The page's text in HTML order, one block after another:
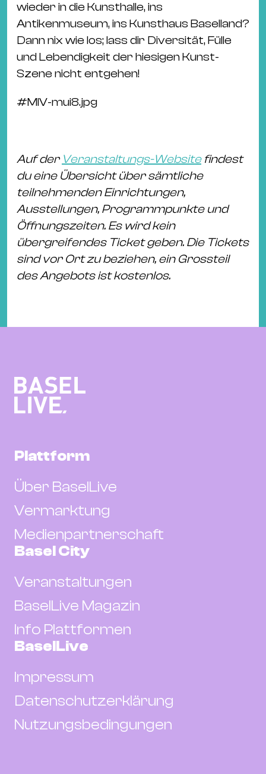
wieder in die Kunsthalle, ins
Antikenmuseum, ins Kunsthaus Baselland?
Dann nix wie los; lass dir Diversität, Fülle
und Lebendigkeit der hiesigen Kunst-
Szene nicht entgehen!
#MIV-mui8.jpg
Auf der Veranstaltungs-Websitefindest
du eine Übersicht über sämtliche
teilnehmenden Einrichtungen,
Ausstellungen, Programmpunkte und
Öffnungszeiten. Es wird kein
übergreifendes Ticket geben. Die Tickets
sind vor Ort zu beziehen, ein Grossteil
des Angebots ist kostenlos.
Plattform
Über BaselLive
Vermarktung
Medienpartnerschaft
Basel City
Veranstaltungen
BaselLive Magazin
Info Plattformen
BaselLive
Impressum
Datenschutzerklärung
Nutzungsbedingungen